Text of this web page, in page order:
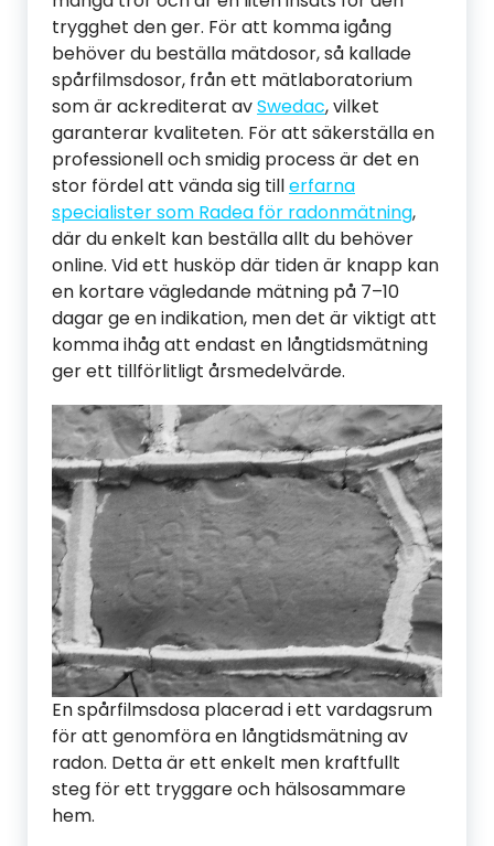
trygghet den ger. För att komma igång
behöver du beställa mätdosor, så kallade
spårfilmsdosor, från ett mätlaboratorium
som är ackrediterat avSwedac, vilket
garanterar kvaliteten. För att säkerställa en
professionell och smidig process är det en
stor fördel att vända sig tillerfarna
specialister som Radea för radonmätning,
där du enkelt kan beställa allt du behöver
online. Vid ett husköp där tiden är knapp kan
en kortare vägledande mätning på 7–10
dagar ge en indikation, men det är viktigt att
komma ihåg att endast en långtidsmätning
ger ett tillförlitligt årsmedelvärde.
En spårfilmsdosa placerad i ett vardagsrum
för att genomföra en långtidsmätning av
radon. Detta är ett enkelt men kraftfullt
steg för ett tryggare och hälsosammare
hem.